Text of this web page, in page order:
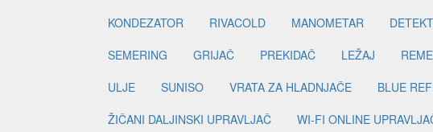
KONDEZATOR
RIVACOLD MANOMETAR
SEMERING
GRIJAČ PREKIDAČ LEŽAJ
ULJE
SUNISO VRATA ZA HLADNJAČE BLUE
ŽIČANI DALJINSKI UPRAVLJAČ
WI-FI ONLINE